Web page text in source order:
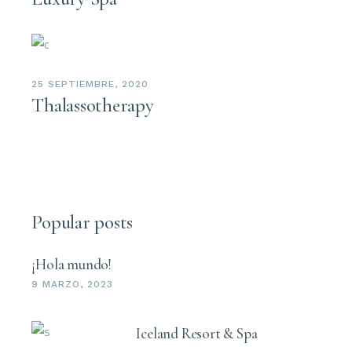
25 SEPTIEMBRE, 2020
Thalassotherapy
Popular posts
¡Hola mundo!
9 MARZO, 2023
Iceland Resort & Spa